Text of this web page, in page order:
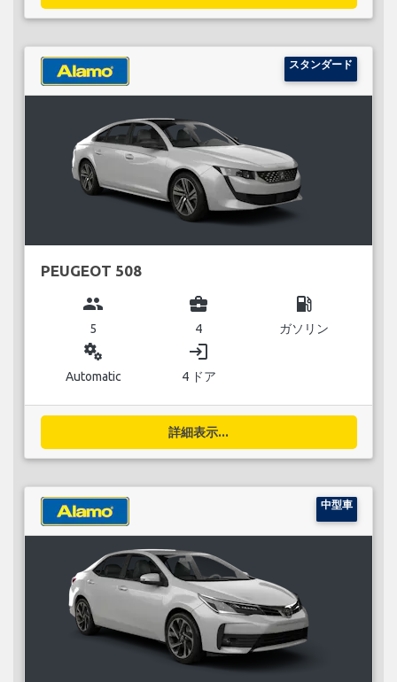
スタンダード
PEUGEOT 508
group
5
business_center
4
local_gas_station
ガソリン
miscellaneous_services
Automatic
login
4 ドア
詳細表示...
中型車